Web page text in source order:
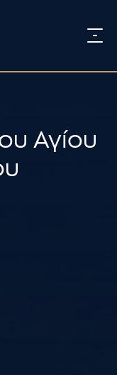
Αγίου